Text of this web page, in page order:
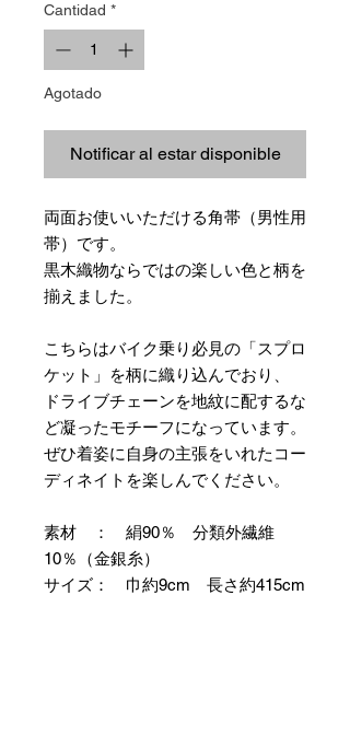
Cantidad *
Agotado
Notificar al estar disponible
両面お使いいただける角帯（男性用
帯）です。
黒木織物ならではの楽しい色と柄を
揃えました。
こちらはバイク乗り必見の「スプロ
ケット」を柄に織り込んでおり、
ドライブチェーンを地紋に配するな
ど凝ったモチーフになっています。
ぜひ着姿に自身の主張をいれたコー
ディネイトを楽しんでください。
素材 ： 絹90％ 分類外繊維
10％（金銀糸）
サイズ： 巾約9cm 長さ約415cm